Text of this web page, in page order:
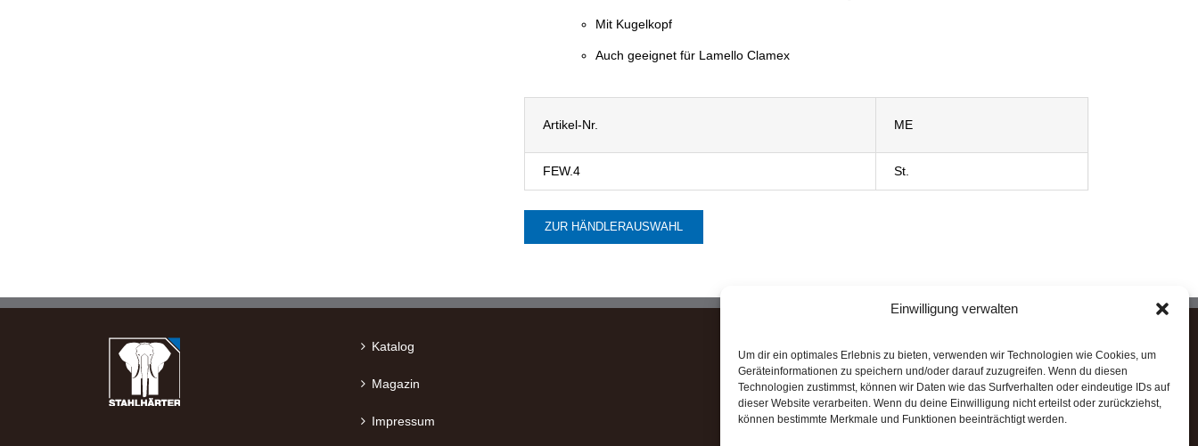
Einwilligung verwalten
Um dir ein optimales Erlebnis zu bieten, verwenden wir Technologien wie Cookies, um
Geräteinformationen zu speichern und/oder darauf zuzugreifen. Wenn du diesen
Technologien zustimmst, können wir Daten wie das Surfverhalten oder eindeutige IDs auf
dieser Website verarbeiten. Wenn du deine Einwilligung nicht erteilst oder zurückziehst,
können bestimmte Merkmale und Funktionen beeinträchtigt werden.
Mit Kugelkopf
Auch geeignet für Lamello Clamex
Artikel-Nr. ME
FEW.4 St.
ZUR HÄNDLERAUSWAHL
Katalog
Magazin
Impressum
✓ Zuverlässig
✓ Leistungsfähig
✓ Robust